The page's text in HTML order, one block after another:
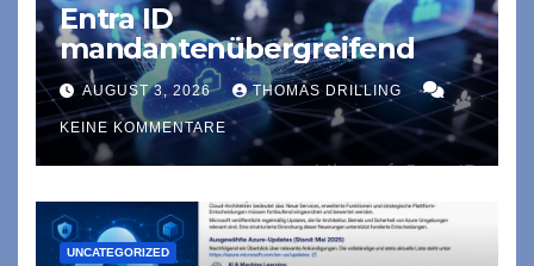
Entra ID
mandantenübergreifend
AUGUST 3, 2026 THOMAS DRILLING
KEINE KOMMENTARE
UNCATEGORIZED